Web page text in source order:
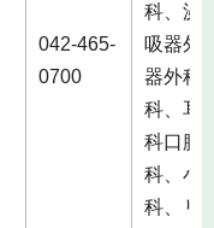
042-465-
0700
科、泌
吸器外
器外科
科、耳
科口腔
科、小
科、リ